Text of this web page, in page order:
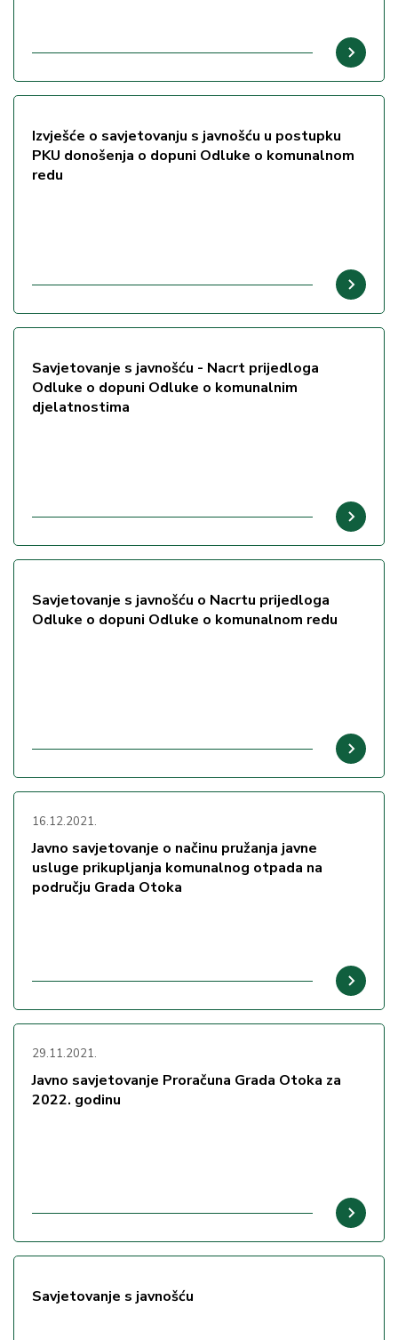
Izvješće o savjetovanju s javnošću u postupku
PKU donošenja o dopuni Odluke o komunalnom
redu
Savjetovanje s javnošću - Nacrt prijedloga
Odluke o dopuni Odluke o komunalnim
djelatnostima
Savjetovanje s javnošću o Nacrtu prijedloga
Odluke o dopuni Odluke o komunalnom redu
16.12.2021.
Javno savjetovanje o načinu pružanja javne
usluge prikupljanja komunalnog otpada na
području Grada Otoka
29.11.2021.
Javno savjetovanje Proračuna Grada Otoka za
2022. godinu
Savjetovanje s javnošću